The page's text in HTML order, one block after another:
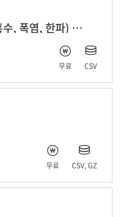
기상재해(가뭄, 홍수, 폭염, 한파) 피해기사 기반 자연어처리 데이터
무료 CSV
무료 CSV, GZ